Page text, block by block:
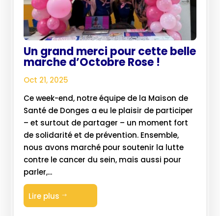
Un grand merci pour cette belle
marche d’Octobre Rose !
Oct 21, 2025
Ce week-end, notre équipe de la Maison de
Santé de Donges a eu le plaisir de participer
– et surtout de partager – un moment fort
de solidarité et de prévention. Ensemble,
nous avons marché pour soutenir la lutte
contre le cancer du sein, mais aussi pour
parler,...
Lire plus $